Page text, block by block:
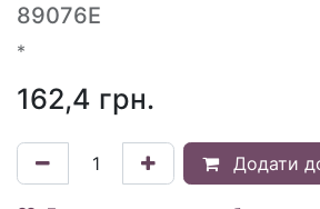
89076E
*
162,4 грн.
Додати